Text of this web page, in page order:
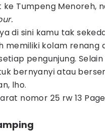
ke Tumpeng Menoreh,
di sini kamu tak
memiliki kolam renang
pengunjung.
bernyanyi atau
lho.
nomor 25 rw 13